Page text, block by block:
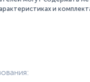
любого ноутбука
бактерий.
гигиеничным, оно
Guard,
16
кд/м2
и